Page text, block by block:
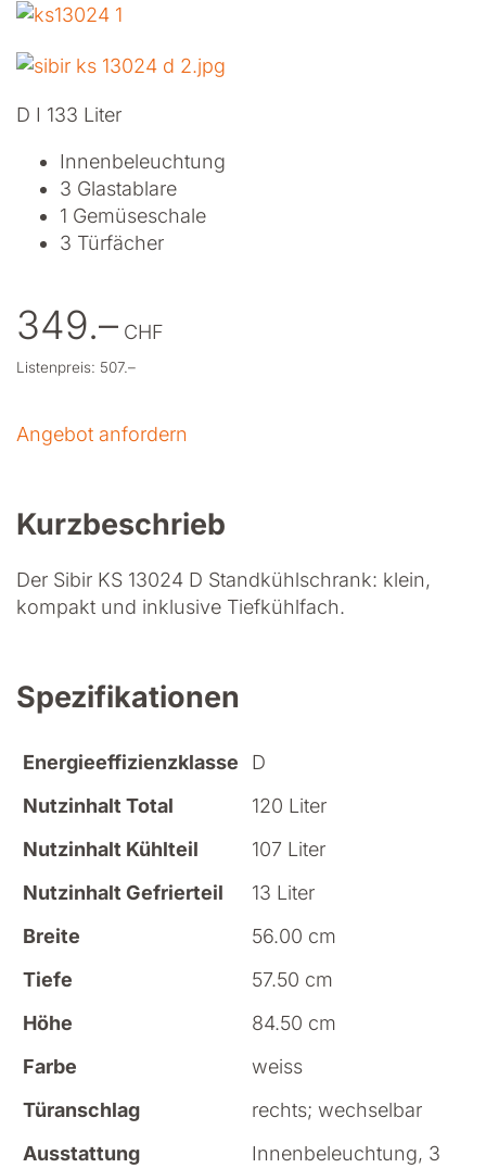
D I 133 Liter
Innenbeleuchtung
3 Glastablare
1 Gemüseschale
3 Türfächer
349.– CHF
Listenpreis: 507.–
Angebot anfordern
Kurzbeschrieb
Der Sibir KS 13024 D Standkühlschrank: klein,
kompakt und inklusive Tiefkühlfach.
Spezifikationen
Energieeffizienzklasse
D
Nutzinhalt Total
120 Liter
Nutzinhalt Kühlteil
107 Liter
Nutzinhalt Gefrierteil
13 Liter
Breite
56.00 cm
Tiefe
57.50 cm
Höhe
84.50 cm
Farbe
weiss
Türanschlag
rechts; wechselbar
Ausstattung
Innenbeleuchtung, 3